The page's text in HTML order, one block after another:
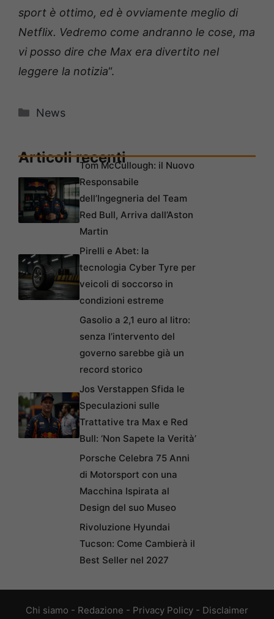
sport è ottimo, ed è ovviamente meglio di
Netflix. Vedremo come andranno le cose, ma
vi posso dire che Max era divertito nel
leggere la notizia“.
Categorie
News
Articoli recentiTom McCullough: il Nuovo
Responsabile
dell’Ingegneria del Team
Red Bull, Arriva dall’Aston
Martin
Pirelli e Abet: la
tecnologia Cyber Tyre per
veicoli di soccorso in
condizioni estreme
Gasolio a 2,1 euro al litro:
senza l’intervento del
governo sarebbe già un
record storico
Jos Verstappen Sfida le
Speculazioni sulle
Trattative tra Max e Red
Bull: ‘Non Sapete la Verità’
Porsche Celebra 75 Anni
di Motorsport con una
Macchina Ispirata al
Design del suo Museo
Rivoluzione Hyundai
Tucson: Come Cambierà il
Best Seller nel 2027
Chi siamo - Redazione - Privacy Policy - Disclaimer